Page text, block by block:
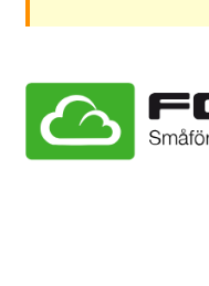
Help?
Glossary
Packing